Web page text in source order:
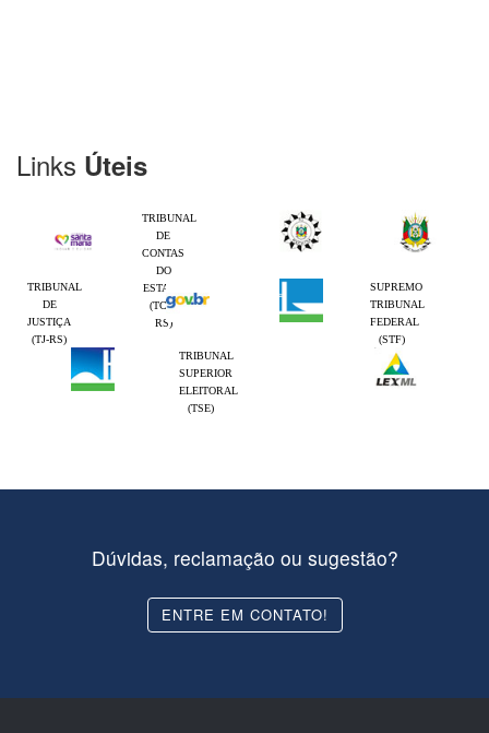
Links Úteis
TRIBUNAL
DE
CONTAS
DO
ESTADO
(TCE-
RS)
TRIBUNAL
DE
JUSTIÇA
(TJ-RS)
SUPREMO
TRIBUNAL
FEDERAL
(STF)
TRIBUNAL
SUPERIOR
ELEITORAL
(TSE)
Dúvidas, reclamação ou sugestão?
ENTRE EM CONTATO!